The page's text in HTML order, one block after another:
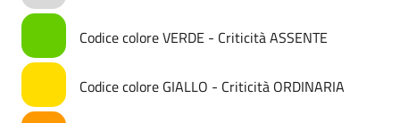
Codice colore VERDE - Criticità ASSENTE
Codice colore GIALLO - Criticità ORDINARIA